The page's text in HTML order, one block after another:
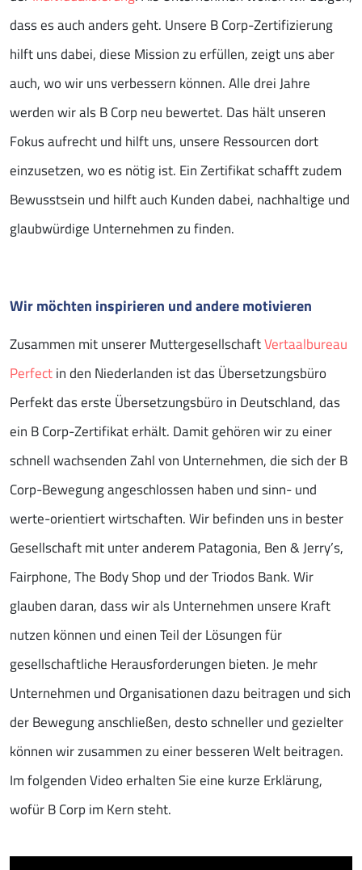
dass es auch anders geht. Unsere B Corp-Zertifizierung
hilft uns dabei, diese Mission zu erfüllen, zeigt uns aber
auch, wo wir uns verbessern können. Alle drei Jahre
werden wir als B Corp neu bewertet. Das hält unseren
Fokus aufrecht und hilft uns, unsere Ressourcen dort
einzusetzen, wo es nötig ist. Ein Zertifikat schafft zudem
Bewusstsein und hilft auch Kunden dabei, nachhaltige und
glaubwürdige Unternehmen zu finden.
Wir möchten inspirieren und andere motivieren
Zusammen mit unserer MuttergesellschaftVertaalbureau
Perfectin den Niederlanden ist das Übersetzungsbüro
Perfekt das erste Übersetzungsbüro in Deutschland, das
ein B Corp-Zertifikat erhält. Damit gehören wir zu einer
schnell wachsenden Zahl von Unternehmen, die sich der B
Corp-Bewegung angeschlossen haben und sinn- und
werte-orientiert wirtschaften. Wir befinden uns in bester
Gesellschaft mit unter anderem Patagonia, Ben & Jerry’s,
Fairphone, The Body Shop und der Triodos Bank. Wir
glauben daran, dass wir als Unternehmen unsere Kraft
nutzen können und einen Teil der Lösungen für
gesellschaftliche Herausforderungen bieten. Je mehr
Unternehmen und Organisationen dazu beitragen und sich
der Bewegung anschließen, desto schneller und gezielter
können wir zusammen zu einer besseren Welt beitragen.
Im folgenden Video erhalten Sie eine kurze Erklärung,
wofür B Corp im Kern steht.